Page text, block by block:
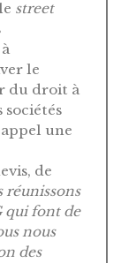
street
le
du droit à
sociétés
une
de
réunissons
qui font de
nous
des